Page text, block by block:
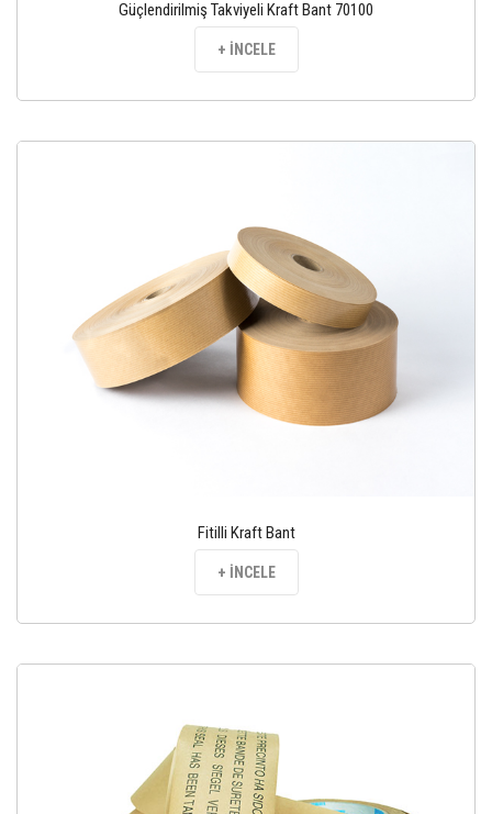
Güçlendirilmiş Takviyeli Kraft Bant 70100
+ İNCELE
Fitilli Kraft Bant
+ İNCELE